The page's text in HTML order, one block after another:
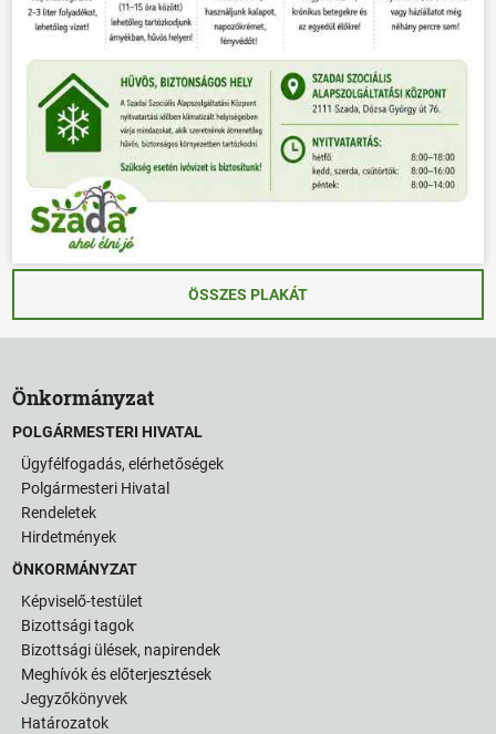
ÖSSZES PLAKÁT
Önkormányzat
POLGÁRMESTERI HIVATAL
Ügyfélfogadás, elérhetőségek
Polgármesteri Hivatal
Rendeletek
Hirdetmények
ÖNKORMÁNYZAT
Képviselő-testület
Bizottsági tagok
Bizottsági ülések, napirendek
Meghívók és előterjesztések
Jegyzőkönyvek
Határozatok